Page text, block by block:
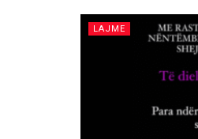
LAJME